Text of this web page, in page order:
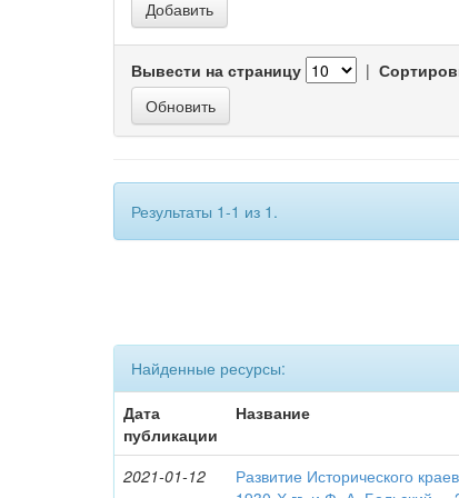
Вывести на страницу |
Результаты 1-1 из 1.
Найденные ресурсы:
Дата
публикации
Название
2021-01-12
Развитие Исторического